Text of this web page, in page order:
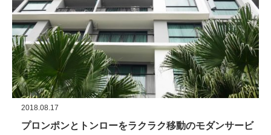
2018.08.17
プロンポンとトンローをラクラク移動のモダンサービ